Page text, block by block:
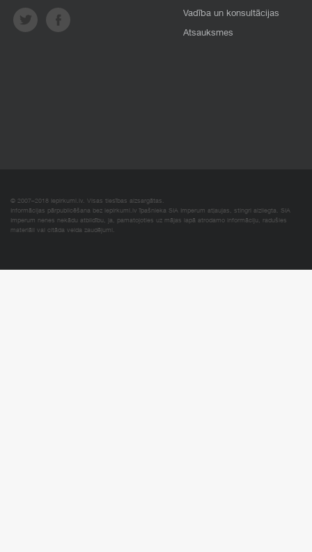
Vadība un konsultācijas
Atsauksmes
© 2007–2018 Iepirkumi.lv. Visas tiesības aizsargātas.
Informācijas pārpublicēšana bez iepirkumi.lv īpašnieka SIA Imperum atļaujas, stingri aizliegta. SIA
Imperum nenes nekādu atbildību, ja, pamatojoties uz mājas lapā atrodamo informāciju, radušies
materiāli vai citāda veida zaudējumi.